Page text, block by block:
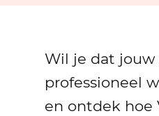
Wil je dat
professioneel
en ontdek hoe